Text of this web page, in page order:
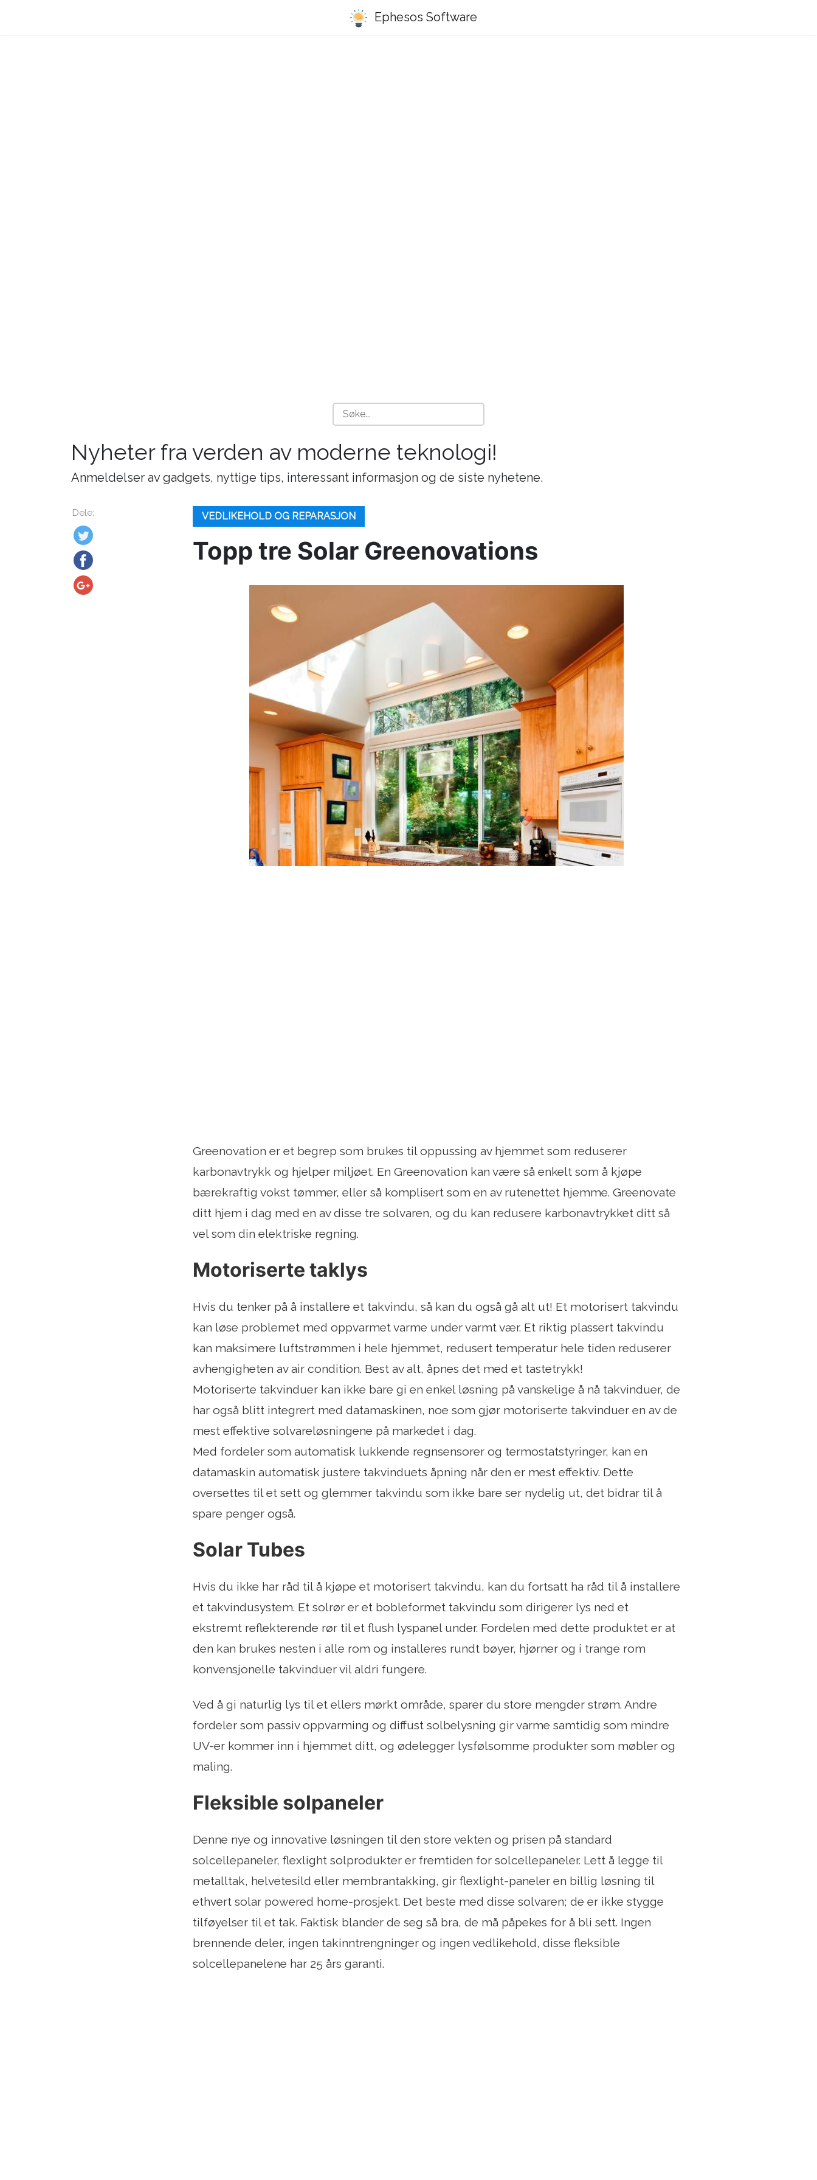
Ephesos Software
Nyheter fra verden av moderne teknologi!
Anmeldelser av gadgets, nyttige tips, interessant informasjon og de siste nyhetene.
Dele: VEDLIKEHOLD OG REPARASJON
Topp tre Solar Greenovations
Greenovation er et begrep som brukes til oppussing av hjemmet som reduserer
karbonavtrykk og hjelper miljøet. En Greenovation kan være så enkelt som å kjøpe
bærekraftig vokst tømmer, eller så komplisert som en av rutenettet hjemme. Greenovate
ditt hjem i dag med en av disse tre solvaren, og du kan redusere karbonavtrykket ditt så
vel som din elektriske regning.
Motoriserte taklys
Hvis du tenker på å installere et takvindu, så kan du også gå alt ut! Et motorisert takvindu
kan løse problemet med oppvarmet varme under varmt vær. Et riktig plassert takvindu
kan maksimere luftstrømmen i hele hjemmet, redusert temperatur hele tiden reduserer
avhengigheten av air condition. Best av alt, åpnes det med et tastetrykk!
Motoriserte takvinduer kan ikke bare gi en enkel løsning på vanskelige å nå takvinduer, de
har også blitt integrert med datamaskinen, noe som gjør motoriserte takvinduer en av de
mest effektive solvareløsningene på markedet i dag.
Med fordeler som automatisk lukkende regnsensorer og termostatstyringer, kan en
datamaskin automatisk justere takvinduets åpning når den er mest effektiv. Dette
oversettes til et sett og glemmer takvindu som ikke bare ser nydelig ut, det bidrar til å
spare penger også.
Solar Tubes
Hvis du ikke har råd til å kjøpe et motorisert takvindu, kan du fortsatt ha råd til å installere
et takvindusystem. Et solrør er et bobleformet takvindu som dirigerer lys ned et
ekstremt reflekterende rør til et flush lyspanel under. Fordelen med dette produktet er at
den kan brukes nesten i alle rom og installeres rundt bøyer, hjørner og i trange rom
konvensjonelle takvinduer vil aldri fungere.
Ved å gi naturlig lys til et ellers mørkt område, sparer du store mengder strøm. Andre
fordeler som passiv oppvarming og diffust solbelysning gir varme samtidig som mindre
UV-er kommer inn i hjemmet ditt, og ødelegger lysfølsomme produkter som møbler og
maling.
Fleksible solpaneler
Denne nye og innovative løsningen til den store vekten og prisen på standard
solcellepaneler, flexlight solprodukter er fremtiden for solcellepaneler. Lett å legge til
metalltak, helvetesild eller membrantakking, gir flexlight-paneler en billig løsning til
ethvert solar powered home-prosjekt. Det beste med disse solvaren; de er ikke stygge
tilføyelser til et tak. Faktisk blander de seg så bra, de må påpekes for å bli sett. Ingen
brennende deler, ingen takinntrengninger og ingen vedlikehold, disse fleksible
solcellepanelene har 25 års garanti.